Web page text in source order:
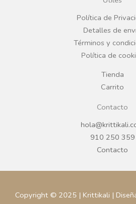
o
k
Política de
Detalles de
Términos y
Política de
Tienda
Carrito
Contacto
910 250 359
Contacto
Copyright © 2025 | Krittikali |